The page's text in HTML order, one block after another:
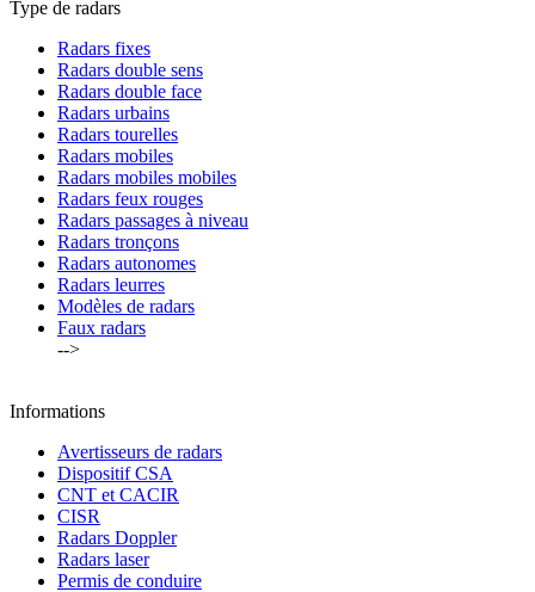
Type de radars
Radars fixes
Radars double sens
Radars double face
Radars urbains
Radars tourelles
Radars mobiles
Radars mobiles mobiles
Radars feux rouges
Radars passages à niveau
Radars tronçons
Radars autonomes
Radars leurres
Modèles de radars
Faux radars
-->
Informations
Avertisseurs de radars
Dispositif CSA
CNT et CACIR
CISR
Radars Doppler
Radars laser
Permis de conduire